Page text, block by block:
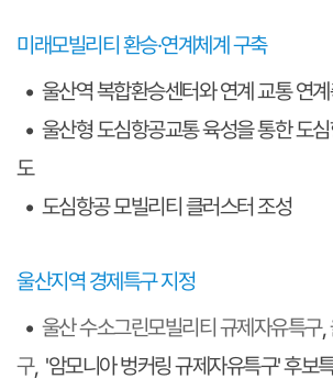
미래모빌리티 환승·연계체계 구축
• 울산역 복합환승센터와 연계 교통 연
• 울산형 도심항공교통 육성을 통한 도
도
• 도심항공 모빌리티 클러스터 조성
울산지역 경제특구 지정
• 울산 수소그린모빌리티 규제자유특구,
구, '암모니아 벙커링 규제자유특구' 후보